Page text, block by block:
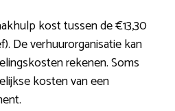
kost tussen de €13,30
De verhuurorganisatie kan
rekenen. Soms
kosten van een